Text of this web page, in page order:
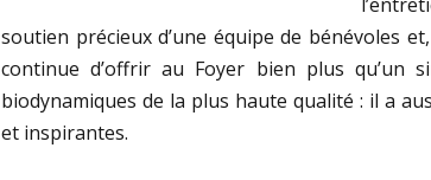
soutien précieux d’une équipe de bénévoles
continue d’offrir au Foyer bien plus qu’un
biodynamiques de la plus haute qualité : il a
et inspirantes.